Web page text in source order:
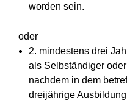
worden sein.
oder
2. mindestens drei
als Selbständiger
nachdem in dem
dreijährige